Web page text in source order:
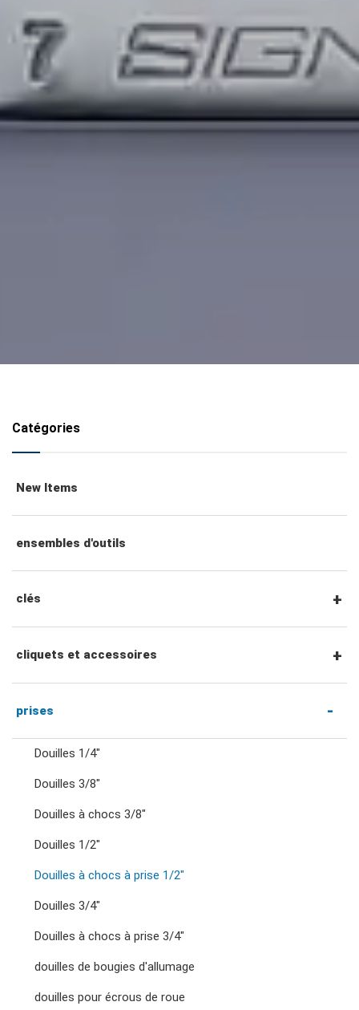
Catégories
New Items
ensembles d'outils
clés
clés mixtes
clés mixtes à cliquet
clés à double anneau
clés à cliquet à double anneau
clés à fourche doubles
cliquets et accessoires
Cliquets et accessoires à entraînement
Cliquets et poignées à entraînement 1/4"
Accessoires entraînement 1/4"
Cliquets et poignées à entraînement 1/2"
prises
Douilles 1/4"
Douilles 3/8"
Douilles à chocs 3/8"
Douilles 1/2"
Douilles à chocs à prise 1/2"
Douilles 3/4"
Douilles à chocs à prise 3/4"
douilles de bougies d'allumage
douilles pour écrous de roue